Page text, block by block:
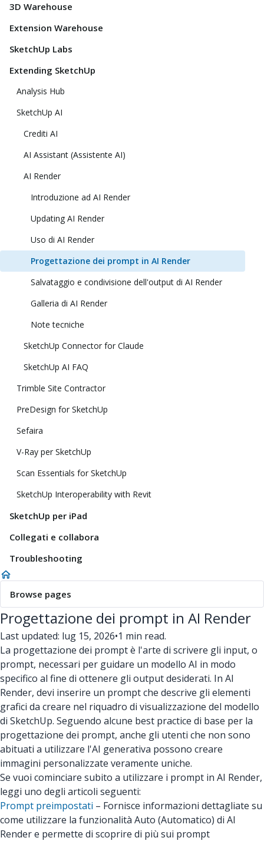
3D Warehouse
Extension Warehouse
SketchUp Labs
Extending SketchUp
Analysis Hub
SketchUp AI
Crediti AI
AI Assistant (Assistente AI)
AI Render
Introduzione ad AI Render
Updating AI Render
Uso di AI Render
Progettazione dei prompt in AI Render
Salvataggio e condivisione dell'output di AI Render
Galleria di AI Render
Note tecniche
SketchUp Connector for Claude
SketchUp AI FAQ
Trimble Site Contractor
PreDesign for SketchUp
Sefaira
V-Ray per SketchUp
Scan Essentials for SketchUp
SketchUp Interoperability with Revit
SketchUp per iPad
Collegati e collabora
Troubleshooting
Browse pages
Progettazione dei prompt in AI Render
Last updated: lug 15, 2026•1 min read.
La progettazione dei prompt è l'arte di scrivere gli input, o
prompt, necessari per guidare un modello AI in modo
specifico al fine di ottenere gli output desiderati. In AI
Render, devi inserire un prompt che descrive gli elementi
grafici da creare nel riquadro di visualizzazione del modello
di SketchUp. Seguendo alcune best practice di base per la
progettazione dei prompt, anche gli utenti che non sono
abituati a utilizzare l'AI generativa possono creare
immagini personalizzate veramente uniche.
Se vuoi cominciare subito a utilizzare i prompt in AI Render,
leggi uno degli articoli seguenti:
Prompt preimpostati – Fornisce informazioni dettagliate su
come utilizzare la funzionalità Auto (Automatico) di AI
Render e permette di scoprire di più sui prompt